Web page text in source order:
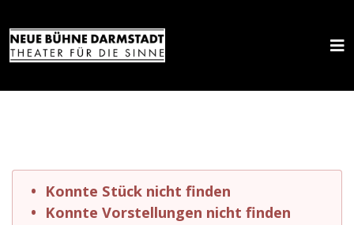
Konnte Stück nicht finden
Konnte Vorstellungen nicht finden